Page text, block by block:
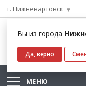
г. Нижневартовск
Вы из города
Да, верно
МЕНЮ